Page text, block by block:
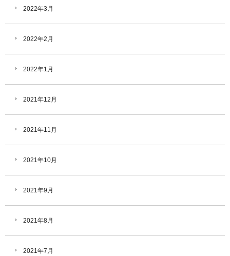
2022年3月
2022年2月
2022年1月
2021年12月
2021年11月
2021年10月
2021年9月
2021年8月
2021年7月